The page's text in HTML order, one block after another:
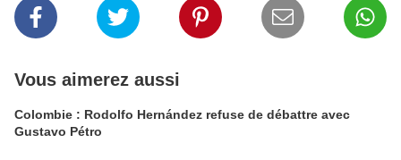
Vous aimerez aussi
Colombie : Rodolfo Hernández refuse de débattre avec
Gustavo Pétro